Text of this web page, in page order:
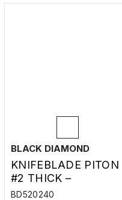
BLACK DIAMOND
KNIFEBLADE PITON
#2 THICK –
KALLIOVARMISTUS
BD520240